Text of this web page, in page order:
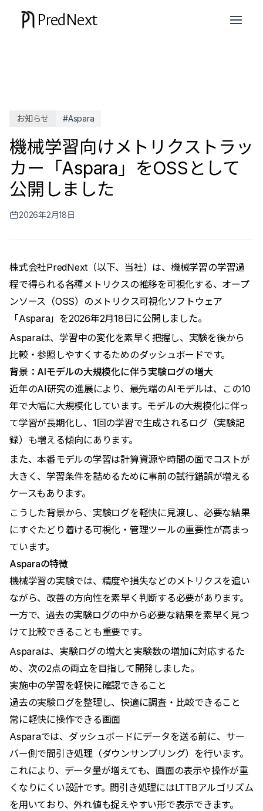
PredNext
お知らせ #Aspara
機械学習向けメトリクストラッ
カー「Aspara」をOSSとして
公開しました
2026年2月18日
株式会社PredNext（以下、当社）は、機械学習の学習過
程で得られる各種メトリクスの推移を可視化する、オープ
ンソース（OSS）のメトリクス可視化ソフトウェア
「Aspara」を2026年2月18日に公開しました。
Asparaは、学習中の変化を素早く把握し、実験を後から
比較・参照しやすくするためのダッシュボードです。
背景：AIモデルの大規模化に伴う実験ログの増大
近年のAI研究の進展により、最先端のAIモデルは、この10
年で大幅に大規模化しています。モデルの大規模化に伴っ
て学習が長期化し、1回の学習で生成されるログ（実験記
録）も増える傾向にあります。
また、本番モデルの学習は計算資源や時間の面でコストが
大きく、学習条件を詰めるために事前の試行錯誤が増える
ケースもあります。
こうした背景から、実験ログを軽快に見渡し、必要な結果
にすぐたどり着ける可視化・管理ツールの重要性が高まっ
ています。
Asparaの特徴
機械学習の実験では、精度や損失などのメトリクスを追い
ながら、改善の方向性を素早く判断する必要があります。
一方で、過去の実験ログの中から必要な結果を素早く見つ
けて比較できることも重要です。
Asparaは、実験ログの増大と実験数の増加に対応するた
め、次の2点の両立を目指して開発しました。
実施中の学習を軽快に確認できること
過去の実験ログを整理し、快適に調査・比較できること
常に軽快に操作できる画面
Asparaでは、ダッシュボードにデータを送る前に、サー
バー側で間引き処理（ダウンサンプリング）を行います。
これにより、データ量が増えても、画面の表示や操作が重
くなりにくい設計です。間引き処理にはLTTBアルゴリズム
を用いており、外れ値も捉えやすい形で表示できます。